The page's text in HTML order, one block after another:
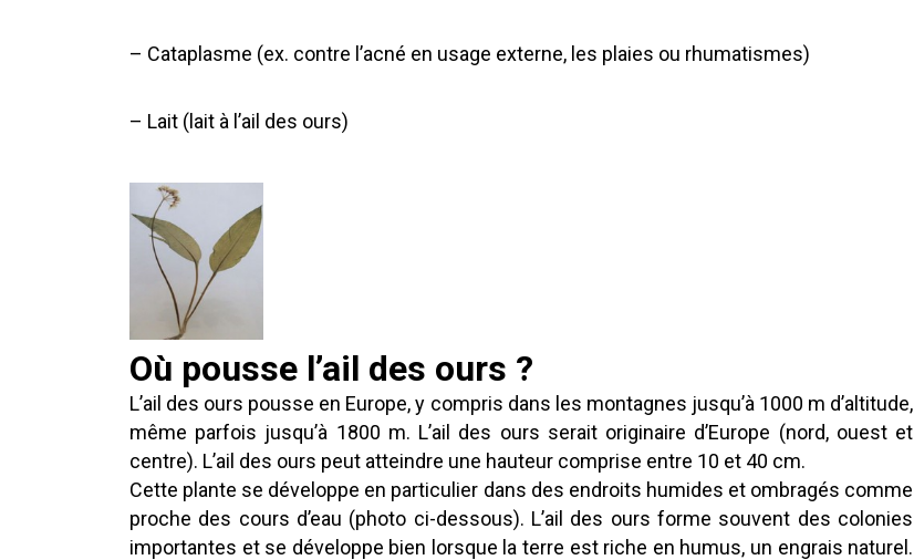
– Cataplasme (ex. contre l’acné en usage externe, les plaies ou rhumatismes)
– Lait (lait à l’ail des ours)
Où pousse l’ail des ours ?
L’ail des ours pousse en Europe, y compris dans les montagnes jusqu’à 1000 m d’altitude,
même parfois jusqu’à 1800 m. L’ail des ours serait originaire d’Europe (nord, ouest et
centre). L’ail des ours peut atteindre une hauteur comprise entre 10 et 40 cm.
Cette plante se développe en particulier dans des endroits humides et ombragés comme
proche des cours d’eau (photo ci-dessous). L’ail des ours forme souvent des colonies
importantes et se développe bien lorsque la terre est riche en humus, un engrais naturel.